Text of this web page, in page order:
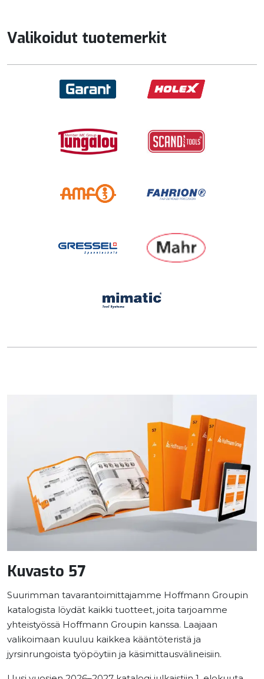
Valikoidut tuotemerkit
Kuvasto 57
Suurimman tavarantoimittajamme Hoffmann Groupin
katalogista löydät kaikki tuotteet, joita tarjoamme
yhteistyössä Hoffmann Groupin kanssa. Laajaan
valikoimaan kuuluu kaikkea kääntöteristä ja
jyrsinrungoista työpöytiin ja käsimittausvälineisiin.